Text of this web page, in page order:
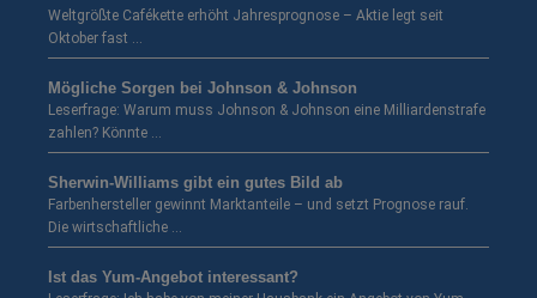
Weltgrößte Cafékette erhöht Jahresprognose – Aktie legt seit
Oktober fast …
Mögliche Sorgen bei Johnson & Johnson
Leserfrage: Warum muss Johnson & Johnson eine Milliardenstrafe
zahlen? Könnte …
Sherwin-Williams gibt ein gutes Bild ab
Farbenhersteller gewinnt Marktanteile – und setzt Prognose rauf.
Die wirtschaftliche …
Ist das Yum-Angebot interessant?